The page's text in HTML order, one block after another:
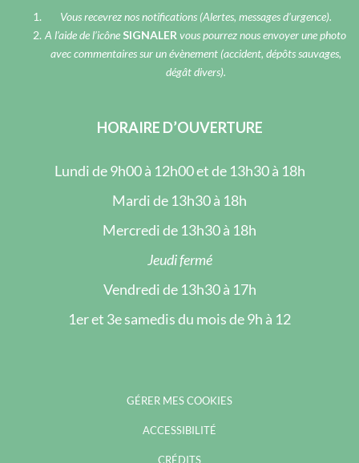
Vous recevrez nos notifications (Alertes, messages d’urgence).
A l’aide de l’icône SIGNALER vous pourrez nous envoyer une photo
avec commentaires sur un évènement (accident, dépôts sauvages,
dégât divers).
HORAIRE D’OUVERTURE
Lundi de 9h00 à 12h00 et de 13h30 à 18h
Mardi de 13h30 à 18h
Mercredi de 13h30 à 18h
Jeudi fermé
Vendredi de 13h30 à 17h
1er et 3e samedis du mois de 9h à 12
GÉRER MES COOKIES
ACCESSIBILITÉ
CRÉDITS